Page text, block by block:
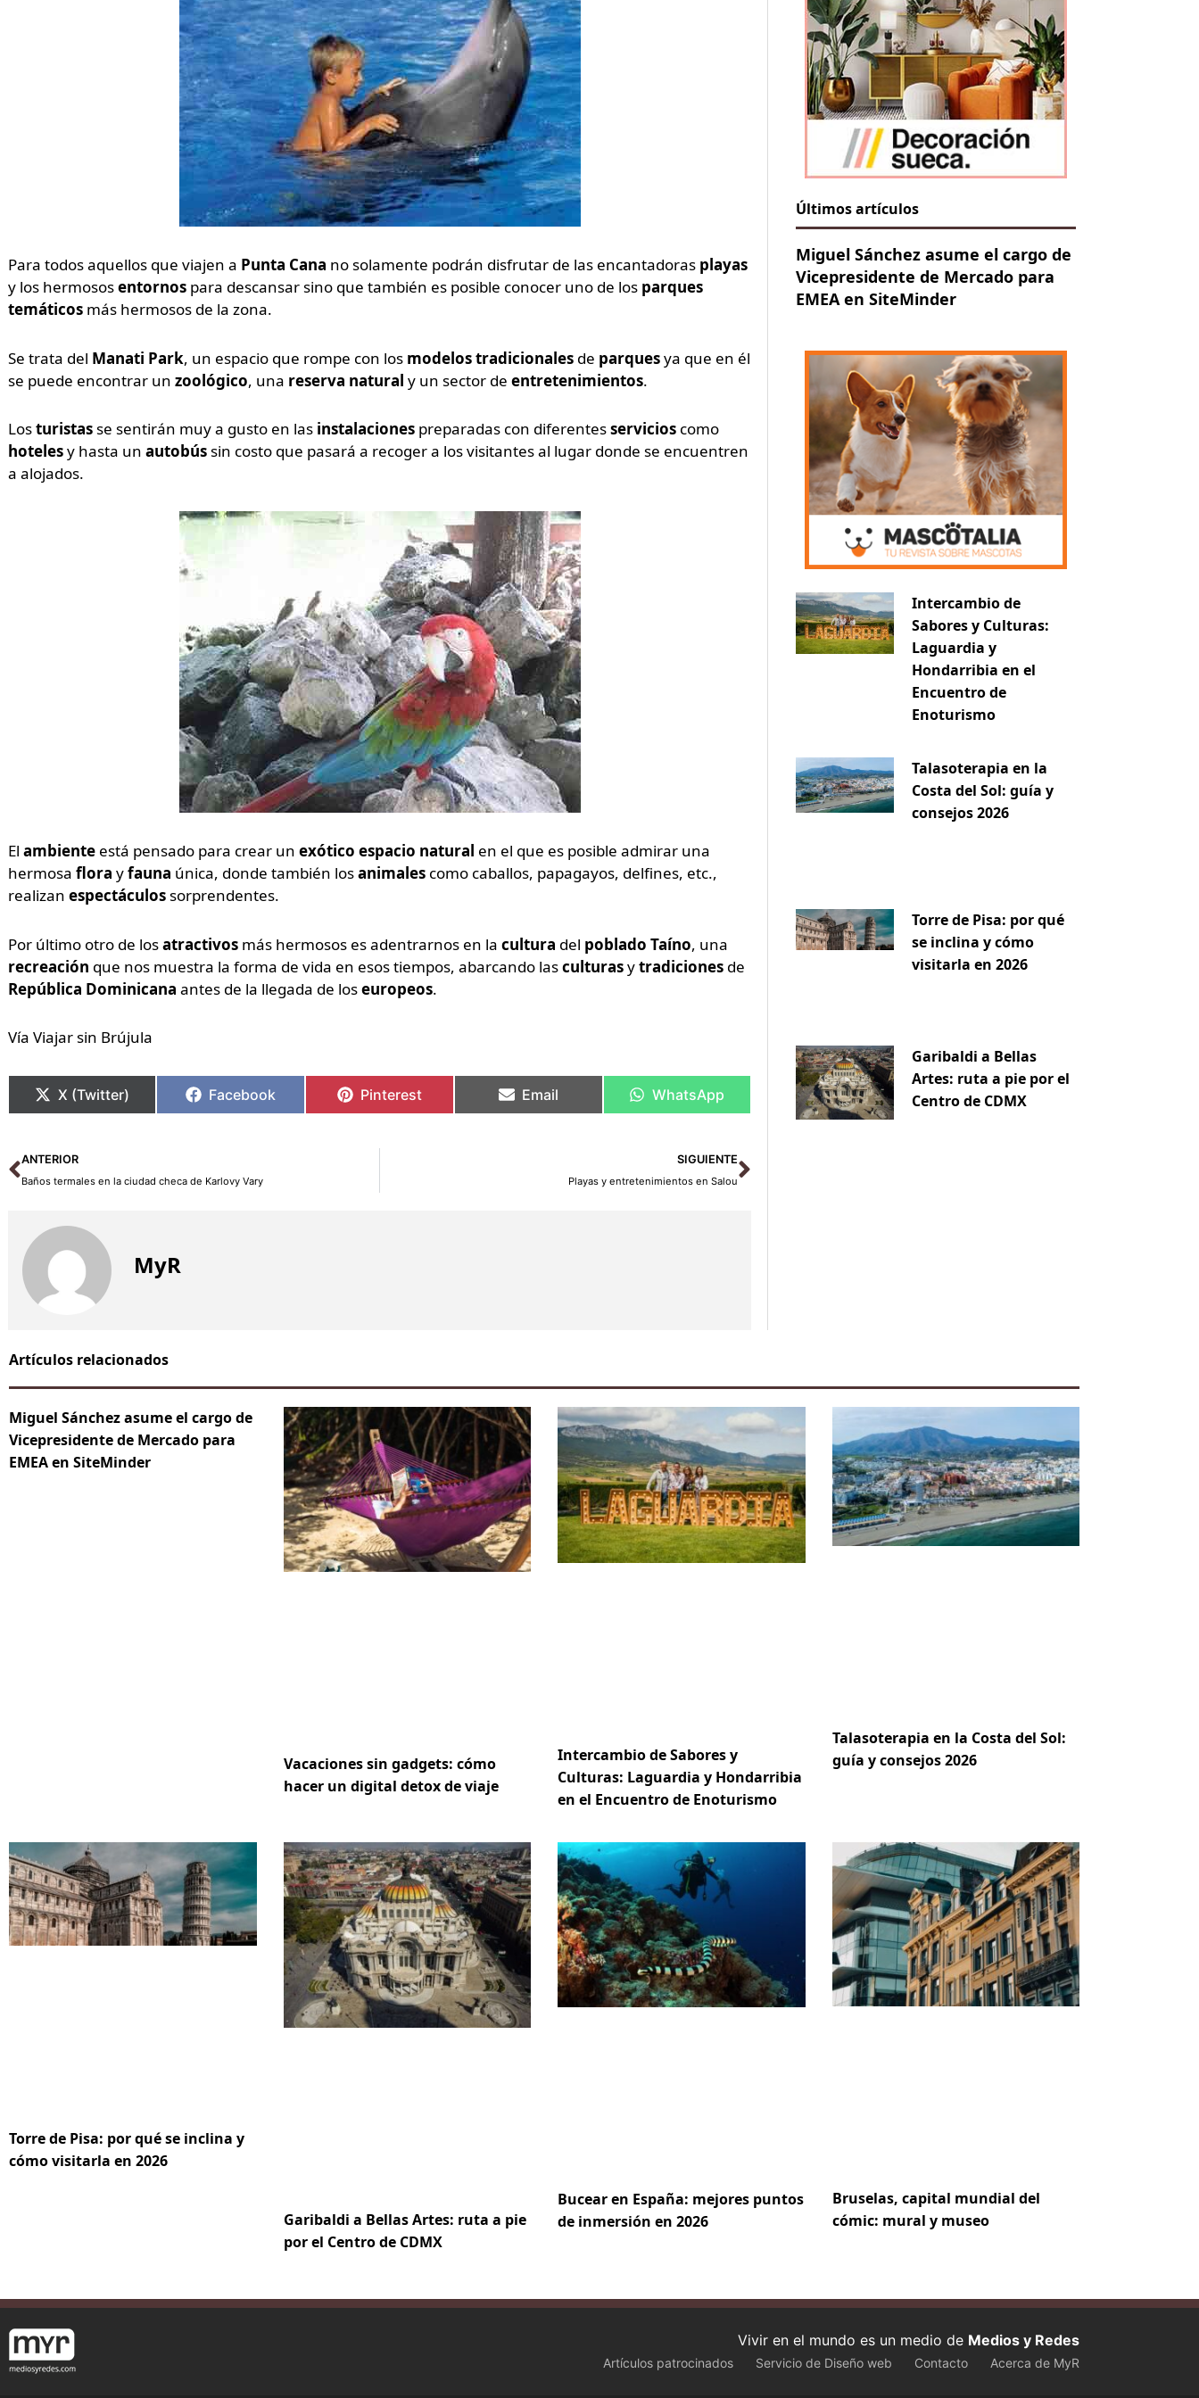
Para todos aquellos que viajen a Punta Cana no solamente podrán disfrutar de las encantadoras playas
y los hermososentornos para descansar sino que también es posible conocer uno de los parques
temáticos más hermosos de la zona.
Se trata del Manati Park, un espacio que rompe con los modelos tradicionales de parquesya que en él
se puede encontrar un zoológico, una reserva natural y un sector de entretenimientos.
Losturistasse sentirán muy a gusto en las instalaciones preparadas con diferentesservicios como
hotelesy hasta un autobússin costo que pasará a recoger a los visitantes al lugar donde se encuentren
a alojados.
El ambiente está pensado para crear un exótico espacio natural en el que es posible admirar una
hermosa flora yfauna única, donde también losanimales como caballos, papagayos, delfines, etc.,
realizan espectáculossorprendentes.
Por último otro de losatractivos más hermosos es adentrarnos en la cultura del poblado Taíno, una
recreación que nos muestra la forma de vida en esos tiempos, abarcando lasculturasytradiciones de
República Dominicana antes de la llegada de loseuropeos.
Vía Viajar sin Brújula
X (Twitter) Facebook Pinterest Email WhatsApp
Ant
ANTERIOR
Baños termales en la ciudad checa de Karlovy Vary
SIGUIENTE
Playas y entretenimientos en Salou
Siguiente
MyR
Últimos artículos
Miguel Sánchez asume el cargo de
Vicepresidente de Mercado para
EMEA en SiteMinder
Intercambio de
Sabores y Culturas:
Laguardia y
Hondarribia en el
Encuentro de
Enoturismo
Talasoterapia en la
Costa del Sol: guía y
consejos 2026
Torre de Pisa: por qué
se inclina y cómo
visitarla en 2026
Garibaldi a Bellas
Artes: ruta a pie por el
Centro de CDMX
Artículos relacionados
Miguel Sánchez asume el cargo de
Vicepresidente de Mercado para
EMEA en SiteMinder
Vacaciones sin gadgets: cómo
hacer un digital detox de viaje
Intercambio de Sabores y
Culturas: Laguardia y Hondarribia
en el Encuentro de Enoturismo
Talasoterapia en la Costa del Sol:
guía y consejos 2026
Torre de Pisa: por qué se inclina y
cómo visitarla en 2026
Garibaldi a Bellas Artes: ruta a pie
por el Centro de CDMX
Bucear en España: mejores puntos
de inmersión en 2026
Bruselas, capital mundial del
cómic: mural y museo
Vivir en el mundo es un medio de Medios y Redes
Artículos patrocinados Servicio de Diseño web Contacto Acerca de MyR